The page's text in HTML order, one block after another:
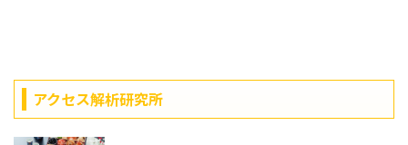
アクセス解析研究所